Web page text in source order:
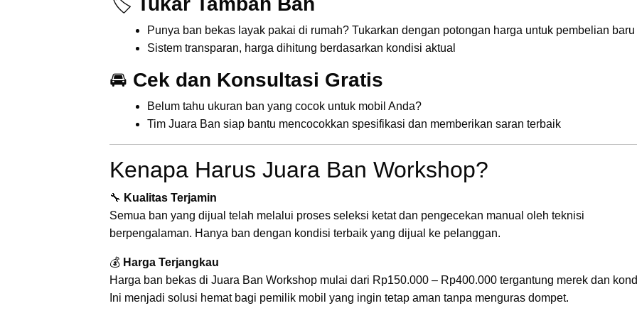
Punya ban bekas layak pakai di rumah? Tukarkan dengan potongan harga untuk pembelian baru
Sistem transparan, harga dihitung berdasarkan kondisi aktual
🚘 Cek dan Konsultasi Gratis
Belum tahu ukuran ban yang cocok untuk mobil Anda?
Tim Juara Ban siap bantu mencocokkan spesifikasi dan memberikan saran terbaik
Kenapa Harus Juara Ban Workshop?
🔧 Kualitas Terjamin
Semua ban yang dijual telah melalui proses seleksi ketat dan pengecekan manual oleh teknisi
berpengalaman. Hanya ban dengan kondisi terbaik yang dijual ke pelanggan.
💰 Harga Terjangkau
Harga ban bekas di Juara Ban Workshop mulai dari Rp150.000 – Rp400.000 tergantung merek dan
Ini menjadi solusi hemat bagi pemilik mobil yang ingin tetap aman tanpa menguras dompet.